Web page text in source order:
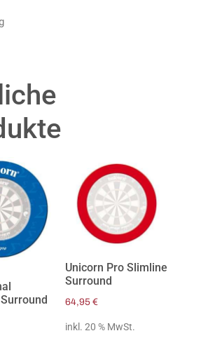
Unicorn Pro Slimline
Surround
64,95 €
inkl. 20 % MwSt.